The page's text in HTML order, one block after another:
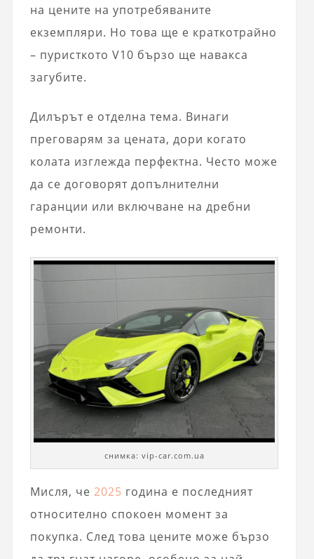
на цените на употребяваните
екземпляри. Но това ще е краткотрайно
– пуристкото V10 бързо ще навакса
загубите.
Дилърът е отделна тема. Винаги
преговарям за цената, дори когато
колата изглежда перфектна. Често може
да се договорят допълнителни
гаранции или включване на дребни
ремонти.
снимка: vip-car.com.ua
Мисля, че 2025 година е последният
относително спокоен момент за
покупка. След това цените може бързо